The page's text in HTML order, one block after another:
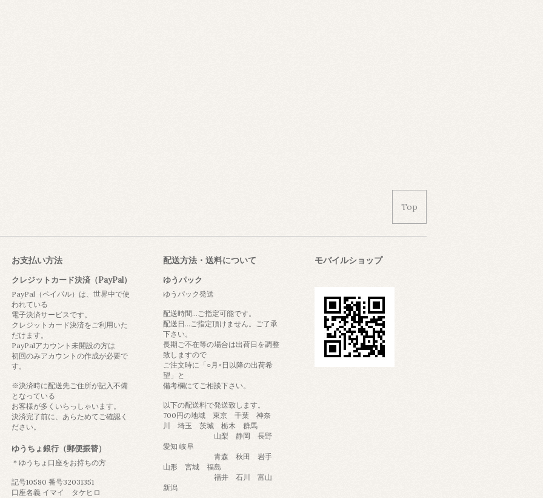
Top
お支払い方法
クレジットカード決済（PayPal）
PayPal（ペイパル）は、世界中で使
われている
電子決済サービスです。
クレジットカード決済をご利用いた
だけます。
PayPalアカウント未開設の方は
初回のみアカウントの作成が必要で
す。
※決済時に配送先ご住所が記入不備
となっている
お客様が多くいらっしゃいます。
決済完了前に、あらためてご確認く
ださい。
ゆうちょ銀行（郵便振替）
＊ゆうちょ口座をお持ちの方
記号10580 番号32031351
口座名義 イマイ タケヒロ
配送方法・送料について
ゆうパック
ゆうパック発送
配送時間...ご指定可能です。
配送日...ご指定頂けません。ご了承
下さい。
長期ご不在等の場合は出荷日を調整
致しますので
ご注文時に「○月×日以降の出荷希
望」と
備考欄にてご相談下さい。
以下の配送料で発送致します。
700円の地域 東京 千葉 神奈
川 埼玉 茨城 栃木 群馬
山梨 静岡 長野
愛知 岐阜
青森 秋田 岩手
山形 宮城 福島
福井 石川 富山
新潟
モバイルショップ